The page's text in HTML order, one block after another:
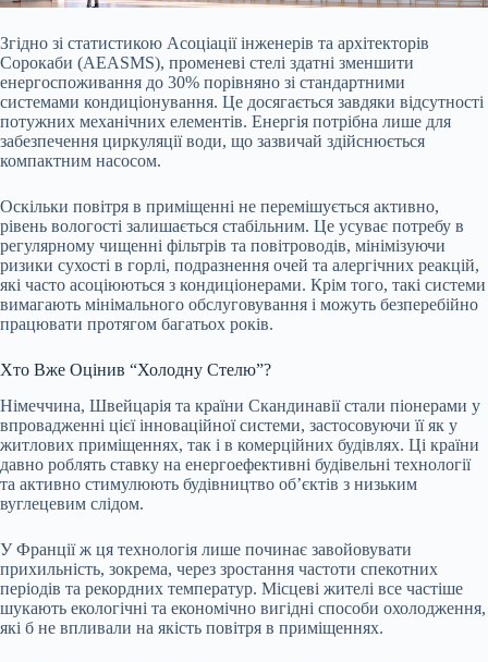
Згідно зі статистикою Асоціації інженерів та архітекторів
Сорокаби (AEASMS), променеві стелі здатні зменшити
енергоспоживання до 30% порівняно зі стандартними
системами кондиціонування. Це досягається завдяки відсутності
потужних механічних елементів. Енергія потрібна лише для
забезпечення циркуляції води, що зазвичай здійснюється
компактним насосом.
Оскільки повітря в приміщенні не перемішується активно,
рівень вологості залишається стабільним. Це усуває потребу в
регулярному чищенні фільтрів та повітроводів, мінімізуючи
ризики сухості в горлі, подразнення очей та алергічних реакцій,
які часто асоціюються з кондиціонерами. Крім того, такі системи
вимагають мінімального обслуговування і можуть безперебійно
працювати протягом багатьох років.
Хто Вже Оцінив “Холодну Стелю”?
Німеччина, Швейцарія та країни Скандинавії стали піонерами у
впровадженні цієї інноваційної системи, застосовуючи її як у
житлових приміщеннях, так і в комерційних будівлях. Ці країни
давно роблять ставку на енергоефективні будівельні технології
та активно стимулюють будівництво об’єктів з низьким
вуглецевим слідом.
У Франції ж ця технологія лише починає завойовувати
прихильність, зокрема, через зростання частоти спекотних
періодів та рекордних температур. Місцеві жителі все частіше
шукають екологічні та економічно вигідні способи охолодження,
які б не впливали на якість повітря в приміщеннях.